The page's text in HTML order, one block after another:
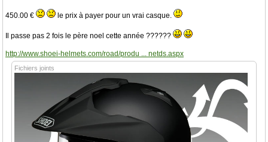
450.00 € le prix à payer pour un vrai casque.
Il passe pas 2 fois le père noel cette année ??????
http://www.shoei-helmets.com/road/produ ... netds.aspx
Fichiers joints